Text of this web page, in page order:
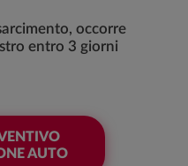
occorre
entro 3 giorni
AUTO